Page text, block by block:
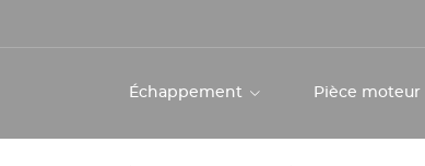
Échappement Pièce moteur